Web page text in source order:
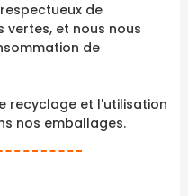
de
vertes, et nous nous
de
recyclage et l'utilisation
nos emballages.